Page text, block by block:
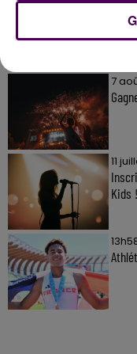
À LA UNE
7
11
Kids !